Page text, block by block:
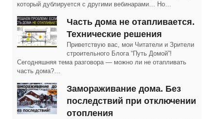
который дублируется с другими вебинарами… Но…
Часть дома не отапливается.
Технические решения
Приветствую вас, мои Читатели и Зрители
строительного Блога “Путь Домой”!
Сегодняшняя тема разговора — можно ли не отапливать
часть дома?…
Замораживание дома. Без
последствий при отключении
отопления